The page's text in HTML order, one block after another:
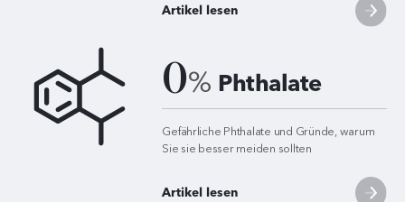
Artikel lesen
0% Phthalate
Gefährliche Phthalate und Gründe, warum
Sie sie besser meiden sollten
Artikel lesen